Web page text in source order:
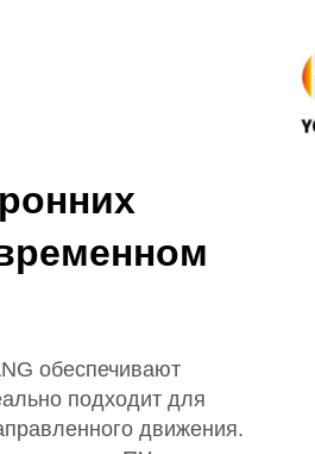
обеспечивают
подходит для
движения.